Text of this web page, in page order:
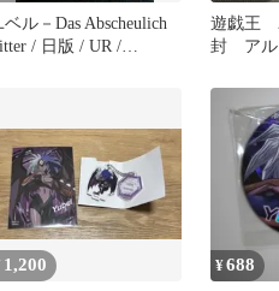
ベル－Das Abscheulich
/ 日版 / UR /
遊戯王
封 アル
1,200 ¥688